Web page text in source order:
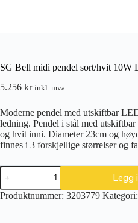
SG Bell midi pendel sort/hvit 10W
5.256 kr inkl. mva
Moderne pendel med utskiftbar
ledning. Pendel i stål med
og hvit inni. Diameter 23cm og
finnes i 3 forskjellige størrelser og
SG
Bell
midi
pendel
Legg
Produktnummer: 3203779 Kategori: